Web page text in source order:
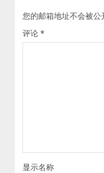
您的邮箱地址不会被公
评论*
显示名称